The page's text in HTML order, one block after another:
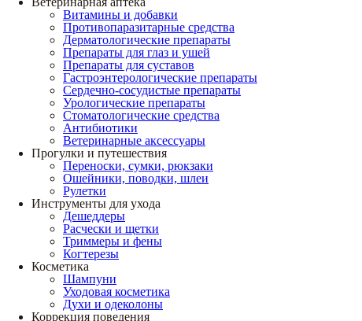
Витамины и добавки
Противопаразитарные средства
Дерматологические препараты
Препараты для глаз и ушей
Препараты для суставов
Гастроэнтерологические препараты
Сердечно-сосудистые препараты
Урологические препараты
Стоматологические средства
Антибиотики
Ветеринарные аксессуары
Прогулки и путешествия
Переноски, сумки, рюкзаки
Ошейники, поводки, шлеи
Рулетки
Инструменты для ухода
Дешеддеры
Расчески и щетки
Триммеры и фены
Когтерезы
Косметика
Шампуни
Уходовая косметика
Духи и одеколоны
Коррекция поведения